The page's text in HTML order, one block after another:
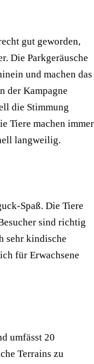
gut geworden,
Die Parkgeräusche
und machen das
der Kampagne
die Stimmung
Tiere machen immer
langweilig.
Spaß. Die Tiere
sind richtig
sehr kindische
für Erwachsene
umfässt 20
Terrains zu